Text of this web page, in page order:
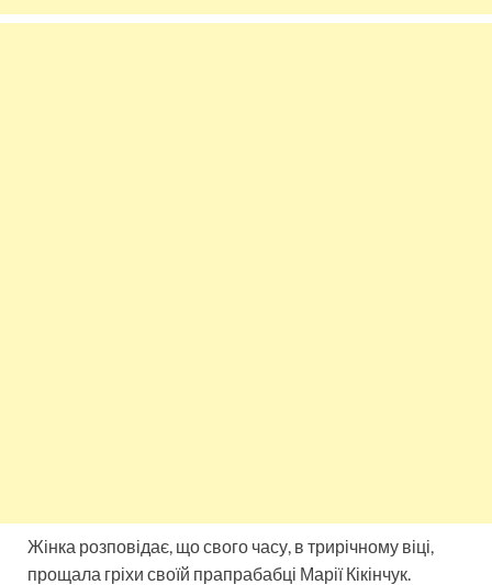
Жінка розповідає, що свого часу, в трирічному віці,
прощала гріхи своїй прапрабабці Марії Кікінчук.